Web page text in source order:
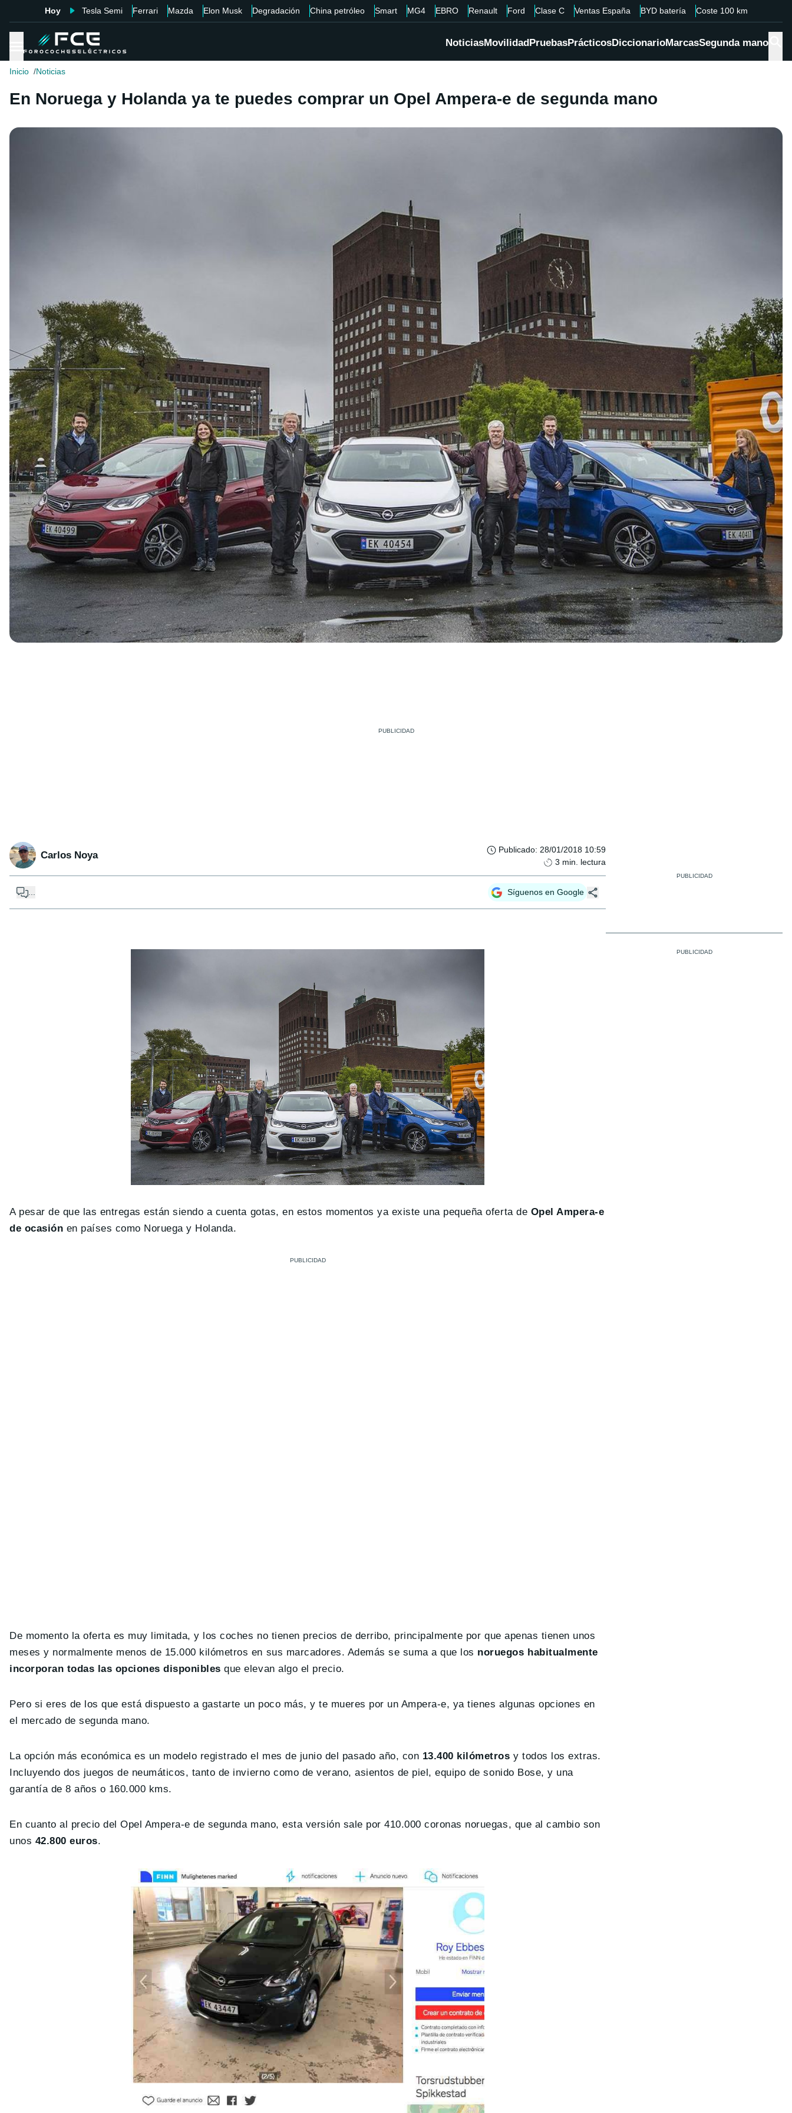
Hoy Tesla Semi Ferrari Mazda Elon Musk Degradación China petróleo Smart MG4 EBRO Renault Ford Clase C Ventas España BYD batería Coste 100 km
NoticiasMovilidadPruebasPrácticosDiccionarioMarcasSegunda mano
Inicio Noticias
En Noruega y Holanda ya te puedes comprar un Opel Ampera-e de segunda mano
Carlos Noya Publicado: 28/01/2018 10:59
3 min. lectura
... Síguenos en Google
A pesar de que las entregas están siendo a cuenta gotas, en estos momentos ya existe una pequeña oferta de Opel Ampera-e
de ocasión en países como Noruega y Holanda.
De momento la oferta es muy limitada, y los coches no tienen precios de derribo, principalmente por que apenas tienen unos
meses y normalmente menos de 15.000 kilómetros en sus marcadores. Además se suma a que los noruegos habitualmente
incorporan todas las opciones disponibles que elevan algo el precio.
Pero si eres de los que está dispuesto a gastarte un poco más, y te mueres por un Ampera-e, ya tienes algunas opciones en
el mercado de segunda mano.
La opción más económica es un modelo registrado el mes de junio del pasado año, con 13.400 kilómetros y todos los extras.
Incluyendo dos juegos de neumáticos, tanto de invierno como de verano, asientos de piel, equipo de sonido Bose, y una
garantía de 8 años o 160.000 kms.
En cuanto al precio del Opel Ampera-e de segunda mano, esta versión sale por 410.000 coronas noruegas, que al cambio son
unos 42.800 euros.